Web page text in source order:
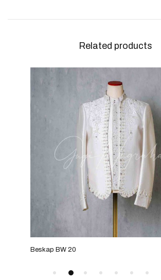
Related products
Beskap BW 20